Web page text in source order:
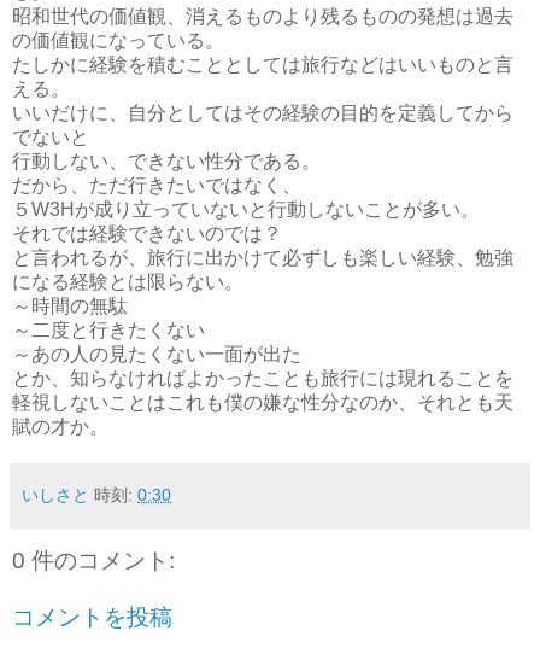
昭和世代の価値観、消えるものより残るものの発想は過去
の価値観になっている。
たしかに経験を積むこととしては旅行などはいいものと言
える。
いいだけに、自分としてはその経験の目的を定義してから
でないと
行動しない、できない性分である。
だから、ただ行きたいではなく、
５W3Hが成り立っていないと行動しないことが多い。
それでは経験できないのでは？
と言われるが、旅行に出かけて必ずしも楽しい経験、勉強
になる経験とは限らない。
～時間の無駄
～二度と行きたくない
～あの人の見たくない一面が出た
とか、知らなければよかったことも旅行には現れることを
軽視しないことはこれも僕の嫌な性分なのか、それとも天
賦の才か。
いしさと 時刻: 0:30
0 件のコメント:
コメントを投稿